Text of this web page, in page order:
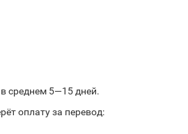
среднем 5—15 дней.
оплату за перевод: